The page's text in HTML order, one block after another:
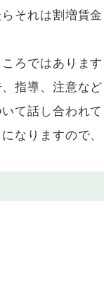
それは割増賃金
ろではあります
指導、注意など
て話し合われて
なりますので、